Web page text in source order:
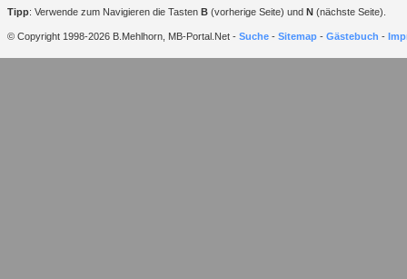
Tipp: Verwende zum Navigieren die Tasten B (vorherige Seite) und N (nächste Seite).
© Copyright 1998-2026 B.Mehlhorn, MB-Portal.Net - Suche - Sitemap - Gästebuch -